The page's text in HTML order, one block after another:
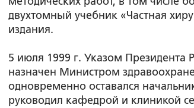
двухтомный учебник «Частная
издания.
5 июля 1999 г. Указом
назначен Министром
одновременно оставался
руководил кафедрой и клиникой